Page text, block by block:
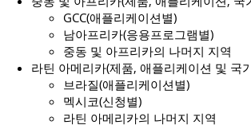
GCC(애플리케이션별)
남아프리카(응용프로그램별)
중동 및 아프리카의 나머지 지역
라틴 아메리카(제품, 애플리케이션 및 국
브라질(애플리케이션별)
멕시코(신청별)
라틴 아메리카의 나머지 지역